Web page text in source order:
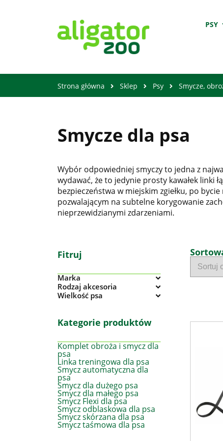
PSY
Strona główna Sklep Psy Smycze,
Smycze dla psa
Wybór odpowiedniej smyczy to jedna z
wydawać, że to jedynie prosty kawałek linki
bezpieczeństwa w miejskim zgiełku, po
pozwalającym na subtelne korygowanie
nieprzewidzianymi zdarzeniami.
Fitruj
Marka
Rodzaj akcesoria
Wielkość psa
Kategorie produktów
Komplet obroża i smycz dla
psa
Linka treningowa dla psa
Smycz automatyczna dla
psa
Smycz dla dużego psa
Smycz dla małego psa
Smycz Flexi dla psa
Smycz odblaskowa dla psa
Smycz skórzana dla psa
Smycz taśmowa dla psa